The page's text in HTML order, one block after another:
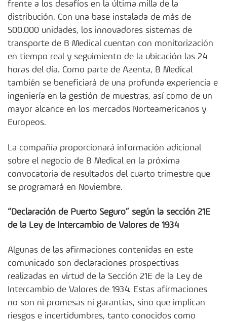
frente a los desafíos en la última milla de la
distribución. Con una base instalada de más de
500.000 unidades, los innovadores sistemas de
transporte de B Medical cuentan con monitorización
en tiempo real y seguimiento de la ubicación las 24
horas del día. Como parte de Azenta, B Medical
también se beneficiará de una profunda experiencia e
ingeniería en la gestión de muestras, así como de un
mayor alcance en los mercados Norteamericanos y
Europeos.
La compañía proporcionará información adicional
sobre el negocio de B Medical en la próxima
convocatoria de resultados del cuarto trimestre que
se programará en Noviembre.
“Declaración de Puerto Seguro” según la sección 21E
de la Ley de Intercambio de Valores de 1934
Algunas de las afirmaciones contenidas en este
comunicado son declaraciones prospectivas
realizadas en virtud de la Sección 21E de la Ley de
Intercambio de Valores de 1934. Estas afirmaciones
no son ni promesas ni garantías, sino que implican
riesgos e incertidumbres, tanto conocidos como